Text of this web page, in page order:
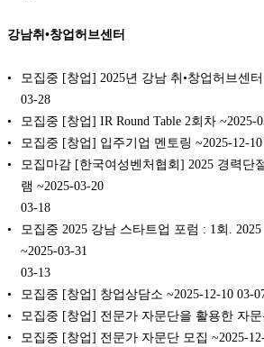
강남취•창업허브센터
모집중 [창업] 2025년 강남 취•창업허브센
03-28
모집중 [창업] IR Round Table 2회차 ~2025-
모집중 [창업] 입주기업 멘토링 ~2025-12-10
모집마감 [한국여성벤처협회] 2025 경력단
램 ~2025-03-20
03-18
모집중 2025 강남 스타트업 포럼 : 1회.
~2025-03-31
03-13
모집중 [창업] 창업상담소 ~2025-12-10 03-
모집중 [창업] 전문가 자문단을 활용한 자문
모집중 [창업] 전문가 자문단 모집 ~2025-